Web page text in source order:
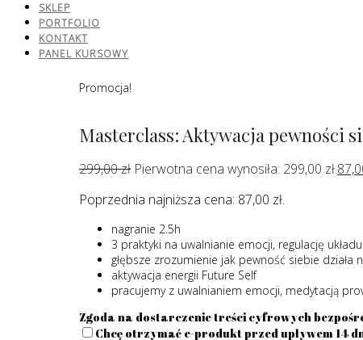
SKLEP
PORTFOLIO
KONTAKT
PANEL KURSOWY
Promocja!
Masterclass: Aktywacja pewności
299,00zł Pierwotna cena wynosiła: 299,00 zł.
Poprzednia najniższa cena: 87,00 zł.
nagranie 2.5h
3 praktyki na uwalnianie emocji, regulację
głębsze zrozumienie jak pewność siebie działa
aktywacja energii Future Self
pracujemy z uwalnianiem emocji, medytacją
Zgoda na dostarczenie treści cyfrowych
Chcę otrzymać e-produkt przed upływem 14